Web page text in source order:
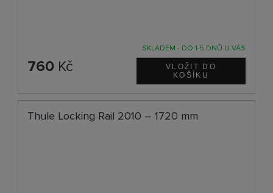
SKLADEM - DO 1-5 DNŮ U VÁS
760 Kč
Thule Locking Rail 2010 – 1720 mm